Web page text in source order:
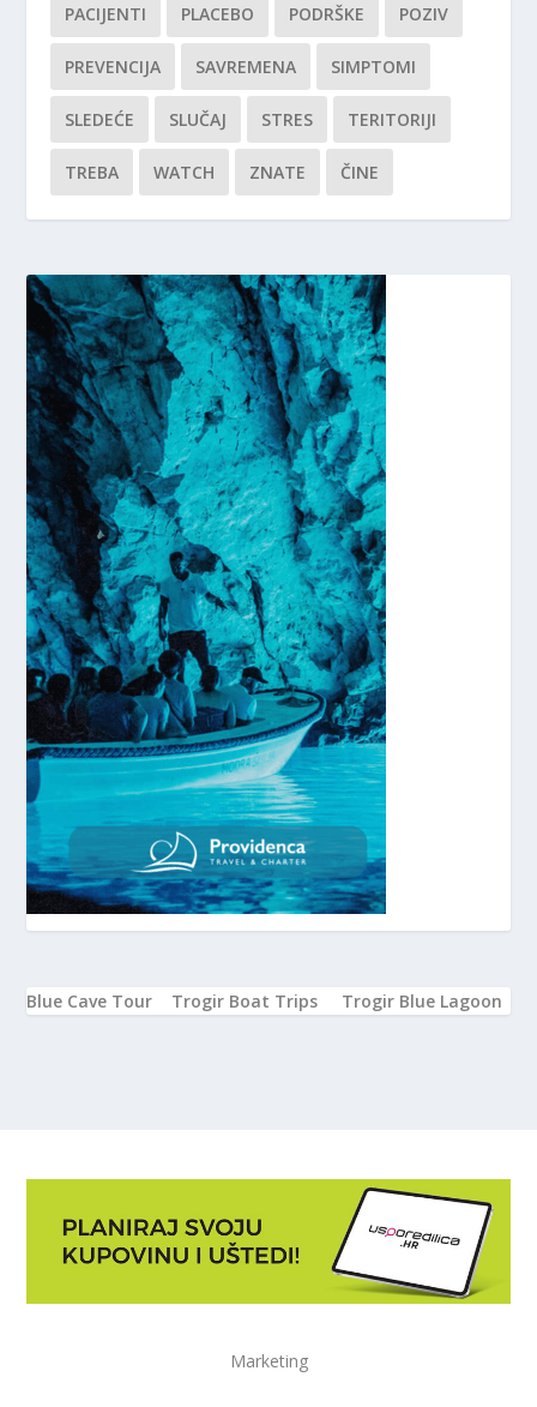
PACIJENTI PLACEBO PODRŠKE POZIV
PREVENCIJA SAVREMENA SIMPTOMI
SLEDEĆE SLUČAJ STRES TERITORIJI
TREBA WATCH ZNATE ČINE
Blue Cave Tour Trogir Boat Trips Trogir Blue Lagoon
Marketing